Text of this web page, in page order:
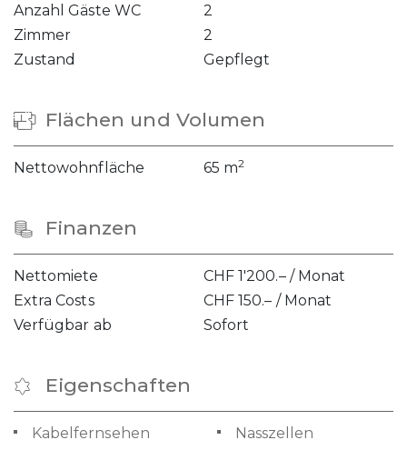
Anzahl Gäste WC
2
Zimmer
2
Zustand
Gepflegt
Flächen und Volumen
Nettowohnfläche 65 m2
Finanzen
Nettomiete
CHF 1'200.– / Monat
Extra Costs
CHF 150.– / Monat
Verfügbar ab
Sofort
Eigenschaften
Kabelfernsehen
Nasszellen